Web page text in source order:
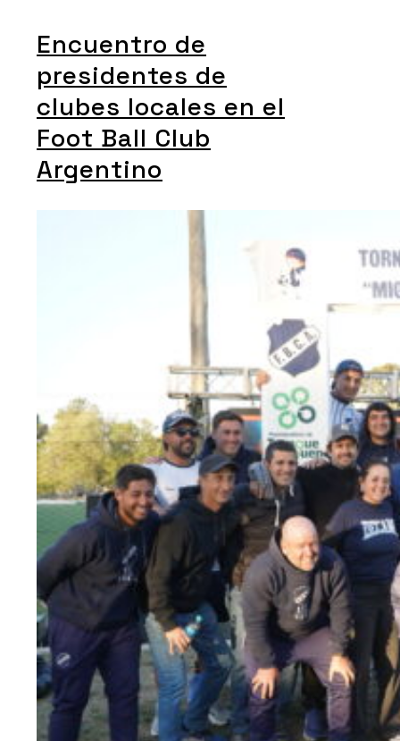
Encuentro de
presidentes de
clubes locales en el
Foot Ball Club
Argentino